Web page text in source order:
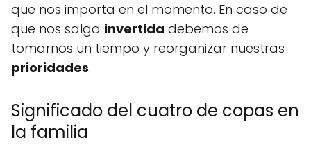
que nos importa en el momento. En caso de
que nos salga invertida debemos de
tomarnos un tiempo y reorganizar nuestras
prioridades.
Significado del cuatro de copas en
la familia